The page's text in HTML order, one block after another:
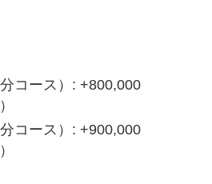
コース）: +800,000
コース）: +900,000